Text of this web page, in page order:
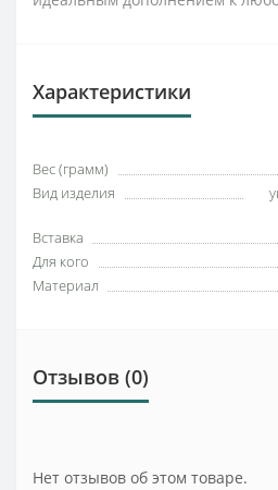
Характеристики
Вес (грамм)
Вид изделия
Вставка
Для кого
Материал
Отзывов (0)
Нет отзывов об этом товаре.